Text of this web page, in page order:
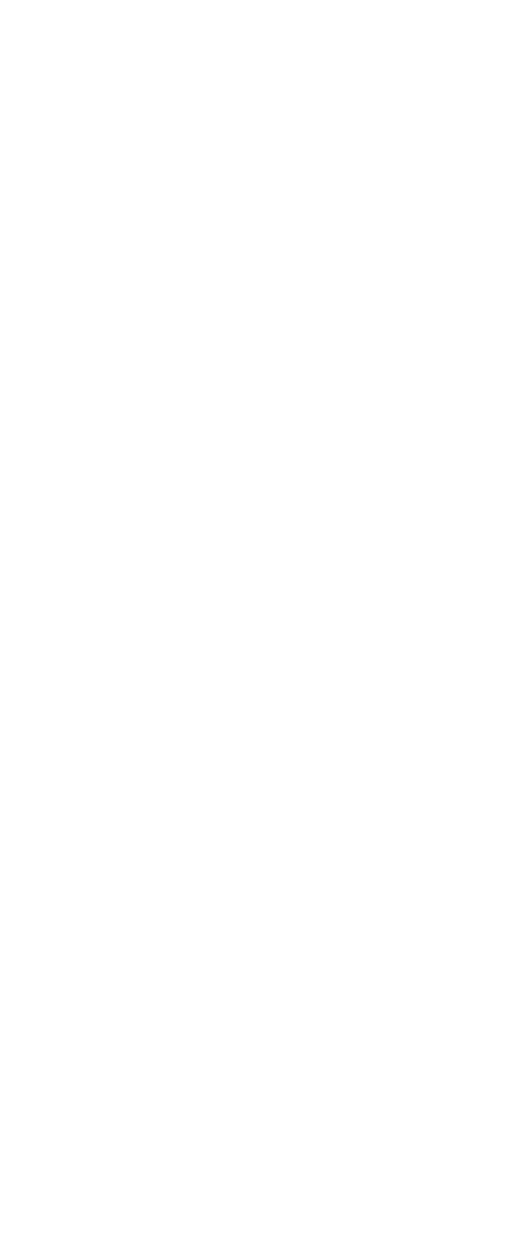
haine, incaltaminte, coafuri, tunsori, desene de colorat, poze cu modele
incaltaminte, coafuri, tunsori, desene de colorat, poze cu modele